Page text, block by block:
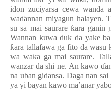
idon zuciyarsa cewa wanda
waɗannan miyagun halayen.
su sa mai saurare ƙara ganin
Wannan kuwa duk da yake
ƙara tallafawa ga fito da wasu
wa waƙa ga mai saurare.
wanzar da shi ne. An kawoɗ
na uban gidansa. Daga nan sai
ya yi bayan kawo ma’anar